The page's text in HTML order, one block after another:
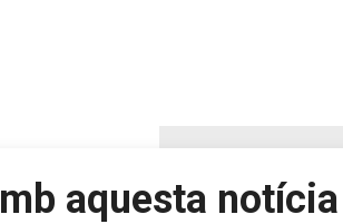
aquesta notícia